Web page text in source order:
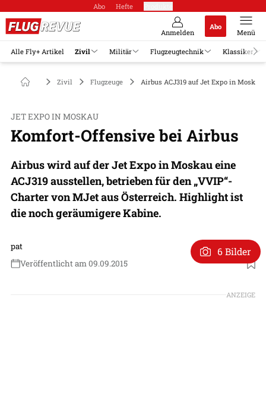
Abo Hefte
Anmelden
Abo
Menü
Alle Fly+ Artikel Zivil Militär Flugzeugtechnik Klassiker
Zivil Flugzeuge Airbus ACJ319 auf Jet Expo in Moskau
JET EXPO IN MOSKAU
Komfort-Offensive bei Airbus
Airbus wird auf der Jet Expo in Moskau eine
ACJ319 ausstellen, betrieben für den „VVIP“-
Charter von MJet aus Österreich. Highlight ist
die noch geräumigere Kabine.
pat
Veröffentlicht am 09.09.2015
6 Bilder
ANZEIGE